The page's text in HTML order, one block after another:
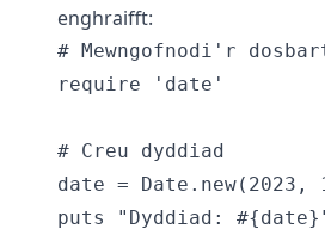
enghraifft:
# Mewngofnodi'r
require 'date'
# Creu dyddiad
date = Date.new(2023,
puts "Dyddiad: